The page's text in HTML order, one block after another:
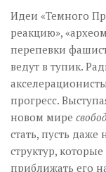
Идеи «Темного
реакцию»,
перепевки
ведут в тупик.
прогресс.
новом мире
стать, пусть даже
структур,
приближать его